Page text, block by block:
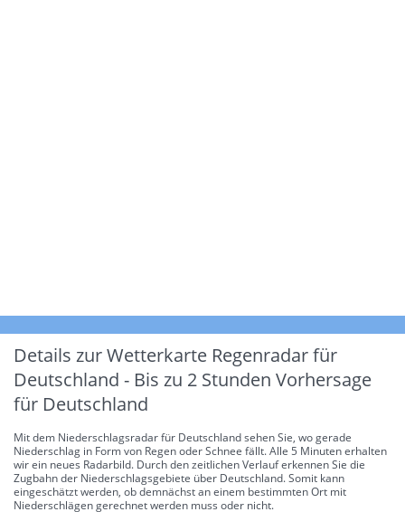
Details zur Wetterkarte Regenradar für
Deutschland - Bis zu 2 Stunden Vorhersage
für Deutschland
Mit dem Niederschlagsradar für Deutschland sehen Sie, wo gerade
Niederschlag in Form von Regen oder Schnee fällt. Alle 5 Minuten erhalten
wir ein neues Radarbild. Durch den zeitlichen Verlauf erkennen Sie die
Zugbahn der Niederschlagsgebiete über Deutschland. Somit kann
eingeschätzt werden, ob demnächst an einem bestimmten Ort mit
Niederschlägen gerechnet werden muss oder nicht.